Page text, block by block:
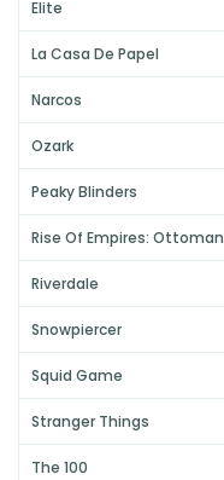
Elite
La Casa De Papel
Narcos
Ozark
Peaky Blinders
Rise Of Empires: Ottoman
Riverdale
Snowpiercer
Squid Game
Stranger Things
The 100